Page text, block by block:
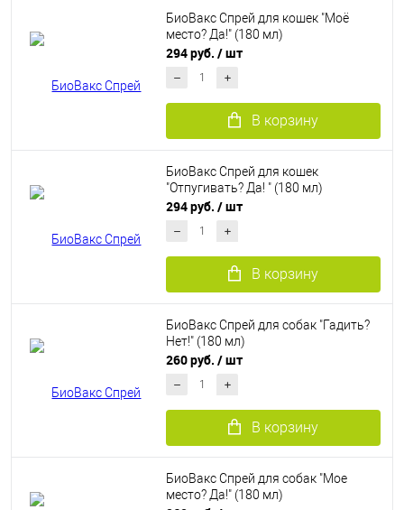
БиоВакс Cпрей для кошек "Моё
место? Да!" (180 мл)
294 руб. / шт
В корзину
БиоВакс Спрей для кошек
"Отпугивать? Да! " (180 мл)
294 руб. / шт
В корзину
БиоВакс Спрей для собак "Гадить?
Нет!" (180 мл)
260 руб. / шт
В корзину
БиоВакс Спрей для собак "Мое
место? Да!" (180 мл)